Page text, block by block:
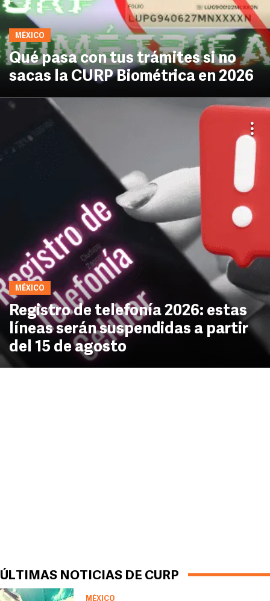
MÉXICO
Qué pasa con tus trámites si no
sacas la CURP Biométrica en 2026
MÉXICO
Registro de telefonía 2026: estas
líneas serán suspendidas a partir
del 15 de agosto
ÚLTIMAS NOTICIAS DE CURP
MÉXICO